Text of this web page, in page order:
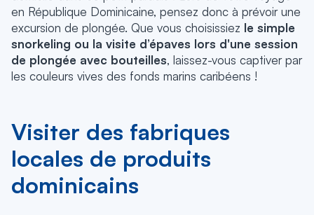
en République Dominicaine, pensez donc à prévoir une
excursion de plongée. Que vous choisissiez le simple
snorkeling ou la visite d’épaves lors d'une session
de plongée avec bouteilles, laissez-vous captiver par
les couleurs vives des fonds marins caribéens !
Visiter des fabriques
locales de produits
dominicains